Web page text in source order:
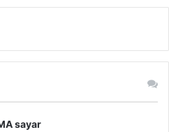
sayar